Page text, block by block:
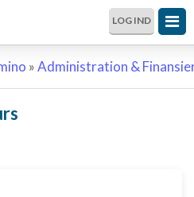
LOG IND
»Administration &